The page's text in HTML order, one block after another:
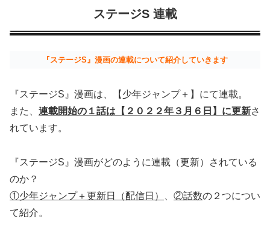
ステージS 連載
『ステージS』漫画の連載について紹介していきます
『ステージS』漫画は、【少年ジャンプ＋】にて連載。
また、 連載開始の１話は【２０２２年３月６日】に更新さ
れています。
『ステージS』漫画がどのように連載（更新）されている
のか？
①少年ジャンプ＋更新日（配信日）
②話数の２つについ
て紹介。